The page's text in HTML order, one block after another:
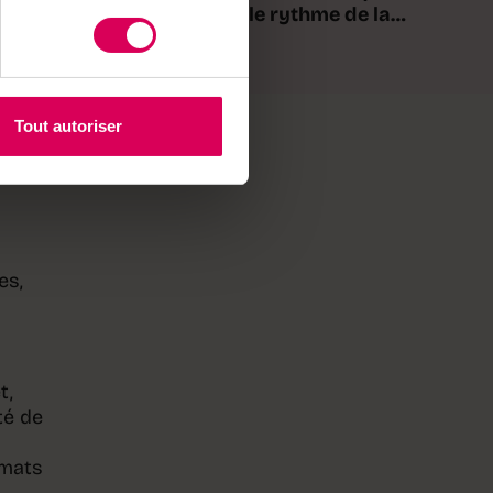
Tout autoriser
de
le rythme de la